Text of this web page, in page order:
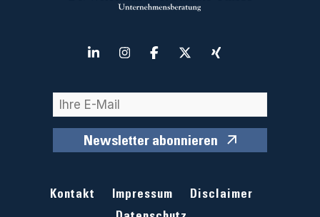
Newsletter abonnieren
Kontakt Impressum
Disclaimer